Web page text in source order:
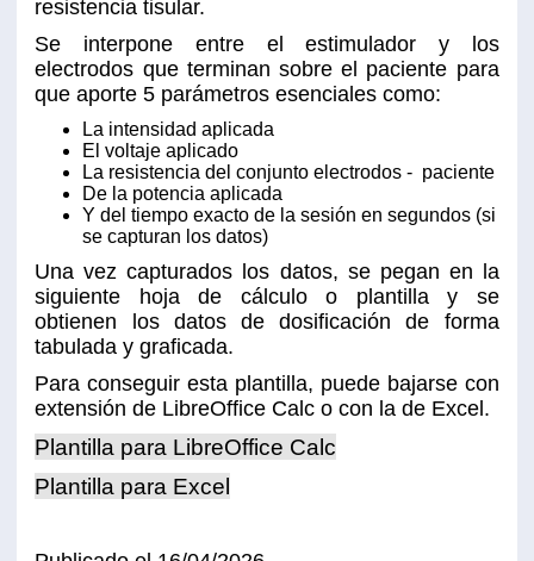
resistencia tisular.
Se interpone entre el estimulador y los
electrodos que terminan sobre el paciente para
que aporte 5 parámetros esenciales como:
La intensidad aplicada
El voltaje aplicado
La resistencia del conjunto electrodos - paciente
De la potencia aplicada
Y del tiempo exacto de la sesión en segundos (si
se capturan los datos)
Una vez capturados los datos, se pegan en la
siguiente hoja de cálculo o plantilla y se
obtienen los datos de dosificación de forma
tabulada y graficada.
Para conseguir esta plantilla, puede bajarse con
extensión de LibreOffice Calc o con la de Excel.
Plantilla para LibreOffice Calc
Plantilla para Excel